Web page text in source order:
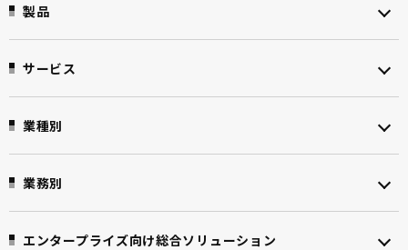
製品
サービス
業種別
業務別
エンタープライズ向け総合ソリューション